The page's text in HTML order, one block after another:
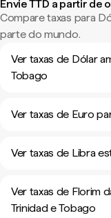
Envie TTD a partir de
Compare taxas para
parte do mundo.
Ver taxas de Dólar
Tobago
Ver taxas de Euro
Ver taxas de Libra
Ver taxas de Florim
Trinidad e Tobago